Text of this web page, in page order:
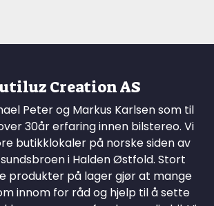
Creation AS
Peter og Markus Karlsen som til
30år erfaring innen bilstereo. Vi
butikklokaler på norske siden av
i Halden Østfold. Stort
produkter på lager gjør at mange
innom for råd og hjelp til å sette